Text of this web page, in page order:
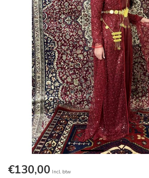
€130,00 Incl. btw